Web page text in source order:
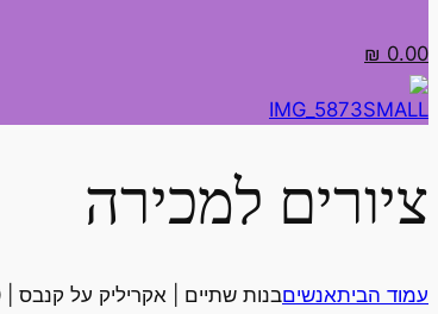
0.00
₪
ציורים למכירה
עמוד הביתאנשיםבנות שתיים | אקריליק על קנבס | 30X40